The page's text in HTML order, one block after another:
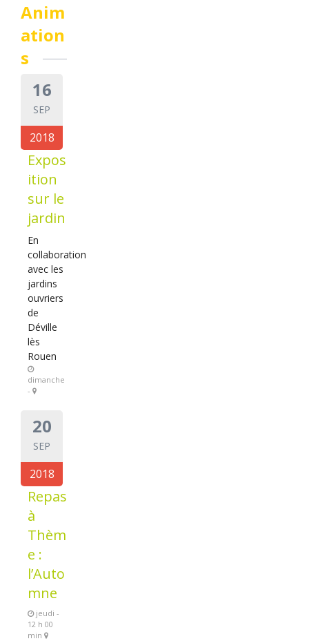
Anim
ation
s
16
SEP
2018
Expos
ition
sur le
jardin
En
collaboration
avec les
jardins
ouvriers
de
Déville
lès
Rouen
dimanche
-
20
SEP
2018
Repas
à
Thèm
e :
l’Auto
mne
jeudi -
12 h 00
min